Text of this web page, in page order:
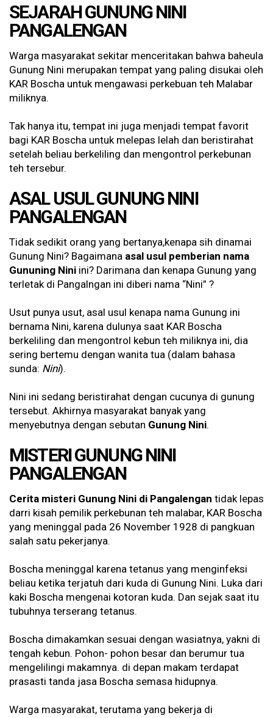
SEJARAH GUNUNG NINI
PANGALENGAN
Warga masyarakat sekitar menceritakan bahwa baheula
Gunung Nini merupakan tempat yang paling disukai oleh
KAR Boscha untuk mengawasi perkebuan teh Malabar
miliknya.
Tak hanya itu, tempat ini juga menjadi tempat favorit
bagi KAR Boscha untuk melepas lelah dan beristirahat
setelah beliau berkeliling dan mengontrol perkebunan
teh tersebur.
ASAL USUL GUNUNG NINI
PANGALENGAN
Tidak sedikit orang yang bertanya,kenapa sih dinamai
Gunung Nini? Bagaimana asal usul pemberian nama
Gununing Nini ini? Darimana dan kenapa Gunung yang
terletak di Pangalngan ini diberi nama “Nini” ?
Usut punya usut, asal usul kenapa nama Gunung ini
bernama Nini, karena dulunya saat KAR Boscha
berkeliling dan mengontrol kebun teh miliknya ini, dia
sering bertemu dengan wanita tua (dalam bahasa
sunda: Nini).
Nini ini sedang beristirahat dengan cucunya di gunung
tersebut. Akhirnya masyarakat banyak yang
menyebutnya dengan sebutan Gunung Nini.
MISTERI GUNUNG NINI
PANGALENGAN
Cerita misteri Gunung Nini di Pangalengan tidak lepas
darri kisah pemilik perkebunan teh malabar, KAR Boscha
yang meninggal pada 26 November 1928 di pangkuan
salah satu pekerjanya.
Boscha meninggal karena tetanus yang menginfeksi
beliau ketika terjatuh dari kuda di Gunung Nini. Luka dari
kaki Boscha mengenai kotoran kuda. Dan sejak saat itu
tubuhnya terserang tetanus.
Boscha dimakamkan sesuai dengan wasiatnya, yakni di
tengah kebun. Pohon- pohon besar dan berumur tua
mengelilingi makamnya. di depan makam terdapat
prasasti tanda jasa Boscha semasa hidupnya.
Warga masyarakat, terutama yang bekerja di